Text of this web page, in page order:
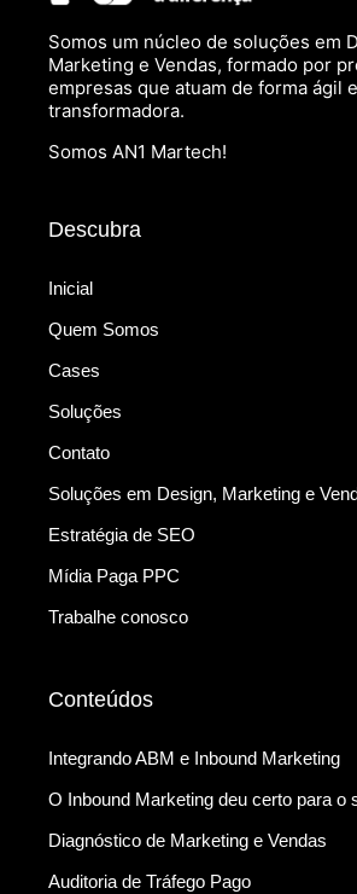
Somos um núcleo de soluções em
Marketing e Vendas, formado por
empresas que atuam de forma ágil e
transformadora.
Somos AN1 Martech!
Descubra
Inicial
Quem Somos
Cases
Soluções
Contato
Soluções em Design, Marketing e
Estratégia de SEO
Mídia Paga PPC
Trabalhe conosco
Conteúdos
Integrando ABM e Inbound Marketing
O Inbound Marketing deu certo para o
Diagnóstico de Marketing e Vendas
Auditoria de Tráfego Pago